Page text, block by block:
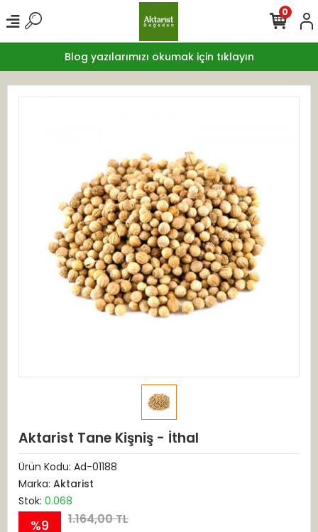
Blog yazılarımızı okumak için tıklayın
0
Aktarist Tane Kişniş - İthal
Ürün Kodu: Ad-01188
Marka: Aktarist
Stok: 0.068
%9 1.164,00 TL